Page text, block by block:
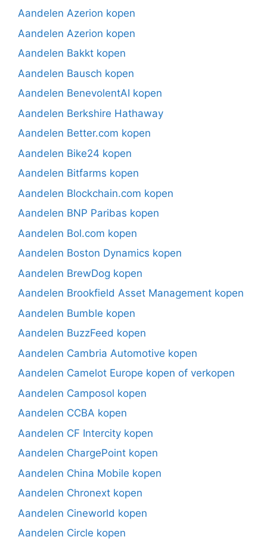
Aandelen Azerion kopen
Aandelen Azerion kopen
Aandelen Bakkt kopen
Aandelen Bausch kopen
Aandelen BenevolentAI kopen
Aandelen Berkshire Hathaway
Aandelen Better.com kopen
Aandelen Bike24 kopen
Aandelen Bitfarms kopen
Aandelen Blockchain.com kopen
Aandelen BNP Paribas kopen
Aandelen Bol.com kopen
Aandelen Boston Dynamics kopen
Aandelen BrewDog kopen
Aandelen Brookfield Asset Management kopen
Aandelen Bumble kopen
Aandelen BuzzFeed kopen
Aandelen Cambria Automotive kopen
Aandelen Camelot Europe kopen of verkopen
Aandelen Camposol kopen
Aandelen CCBA kopen
Aandelen CF Intercity kopen
Aandelen ChargePoint kopen
Aandelen China Mobile kopen
Aandelen Chronext kopen
Aandelen Cineworld kopen
Aandelen Circle kopen